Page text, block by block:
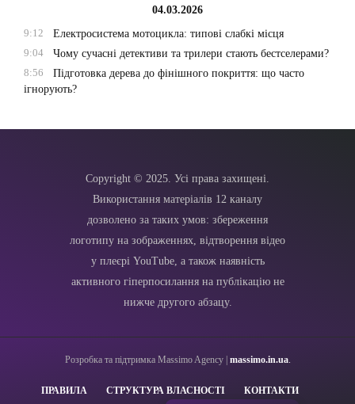
04.03.2026
9:12
Електросистема мотоцикла: типові слабкі місця
9:04
Чому сучасні детективи та трилери стають бестселерами?
8:56
Підготовка дерева до фінішного покриття: що часто
ігнорують?
Copyright © 2025. Усі права захищені.
Використання матеріалів 12 каналу
дозволено за таких умов: збереження
логотипу на зображеннях, відтворення відео
у плеєрі YouTube, а також наявність
активного гіперпосилання на публікацію не
нижче другого абзацу.
Розробка та підтримка Massimo Agency | massimo.in.ua.
ПРАВИЛА СТРУКТУРА ВЛАСНОСТІ КОНТАКТИ